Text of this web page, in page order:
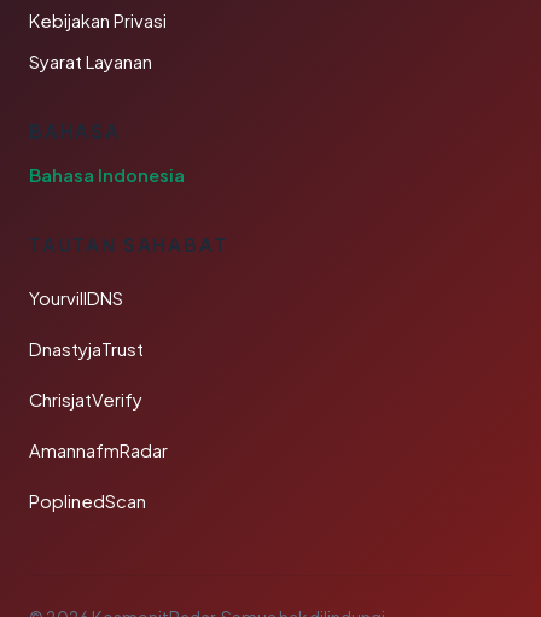
Kebijakan Privasi
Syarat Layanan
BAHASA
Bahasa Indonesia
TAUTAN SAHABAT
YourvillDNS
DnastyjaTrust
ChrisjatVerify
AmannafmRadar
PoplinedScan